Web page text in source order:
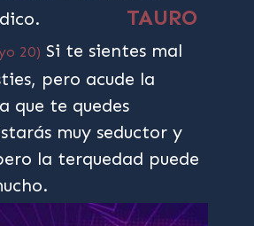
TAURO
20) Si te sientes mal
pero acude la
que te quedes
muy seductor y
la terquedad puede